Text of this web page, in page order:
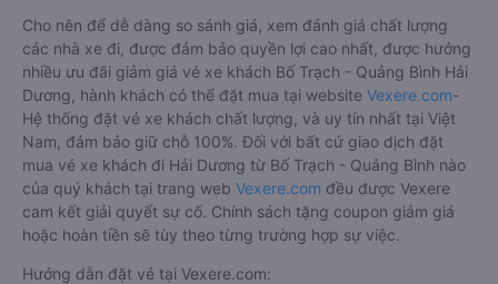
Cho nên để dễ dàng so sánh giá, xem đánh giá chất lượng
các nhà xe đi, được đảm bảo quyền lợi cao nhất, được hưởng
nhiều ưu đãi giảm giá vé xe khách Bố Trạch - Quảng Bình Hải
Dương, hành khách có thể đặt mua tại website Vexere.com-
Hệ thống đặt vé xe khách chất lượng, và uy tín nhất tại Việt
Nam, đảm bảo giữ chỗ 100%. Đối với bất cứ giao dịch đặt
mua vé xe khách đi Hải Dương từ Bố Trạch - Quảng Bình nào
của quý khách tại trang web Vexere.com đều được Vexere
cam kết giải quyết sự cố. Chính sách tặng coupon giảm giá
hoặc hoàn tiền sẽ tùy theo từng trường hợp sự việc.
Hướng dẫn đặt vé tại Vexere.com: